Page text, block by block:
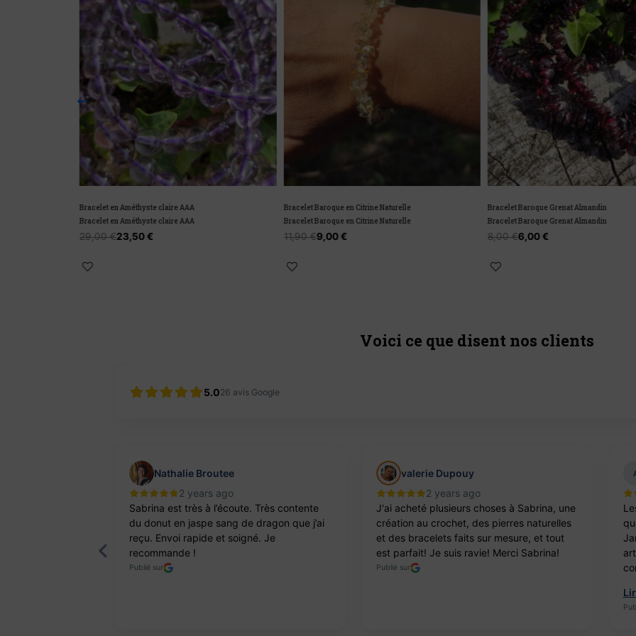
Bracelet en Améthyste claire AAA
Bracelet en Améthyste claire AAA
29,00€23,50€
Bracelet Baroque en Citrine Naturelle
Bracelet Baroque en Citrine Naturelle
11,90€9,00€
Bracelet Baroque Grenat Almandin
Bracelet Baroque Grenat Almandin
8,00€6,00€
Voici ce que disent nos clients
5.026 avis Google
Nathalie Broutee
2 years ago
Sabrina est très à l’écoute. Très contente
du donut en jaspe sang de dragon que j’ai
reçu. Envoi rapide et soigné. Je
recommande !
Publié sur
valerie Dupouy
2 years ago
J'ai acheté plusieurs choses à Sabrina, une
création au crochet, des pierres naturelles
et des bracelets faits sur mesure, et tout
est parfait! Je suis ravie! Merci Sabrina!
Publié sur